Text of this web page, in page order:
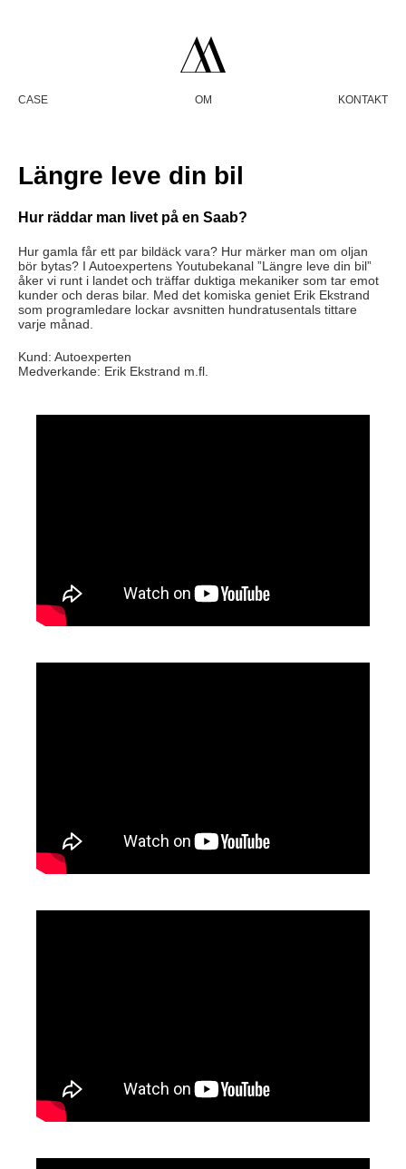
CASE OM KONTAKT
Längre leve din bil
Hur räddar man livet på en Saab?
Hur gamla får ett par bildäck vara? Hur märker man om oljan
bör bytas? I Autoexpertens Youtubekanal ”Längre leve din bil”
åker vi runt i landet och träffar duktiga mekaniker som tar emot
kunder och deras bilar. Med det komiska geniet Erik Ekstrand
som programledare lockar avsnitten hundratusentals tittare
varje månad.
Kund: Autoexperten
Medverkande: Erik Ekstrand m.fl.